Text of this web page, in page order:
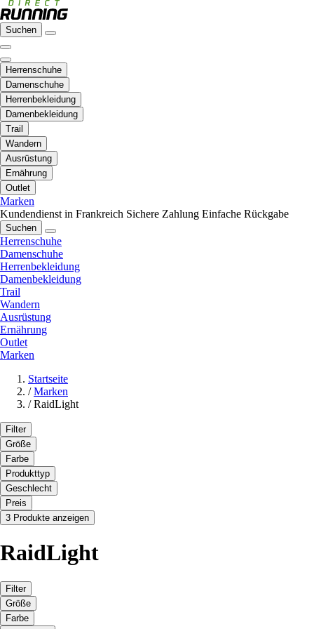
Suchen
Herrenschuhe
Damenschuhe
Herrenbekleidung
Damenbekleidung
Trail
Wandern
Ausrüstung
Ernährung
Outlet
Marken
Kundendienst in Frankreich Sichere Zahlung Einfache Rückgabe
Suchen
Herrenschuhe
Damenschuhe
Herrenbekleidung
Damenbekleidung
Trail
Wandern
Ausrüstung
Ernährung
Outlet
Marken
Startseite
/ Marken
/ RaidLight
Filter
Größe
Farbe
Produkttyp
Geschlecht
Preis
3 Produkte anzeigen
RaidLight
Filter
Größe
Farbe